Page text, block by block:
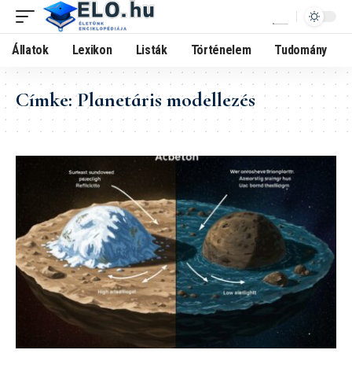
Állatok Lexikon Listák Történelem Tudomány
Címke:Planetáris modellezés